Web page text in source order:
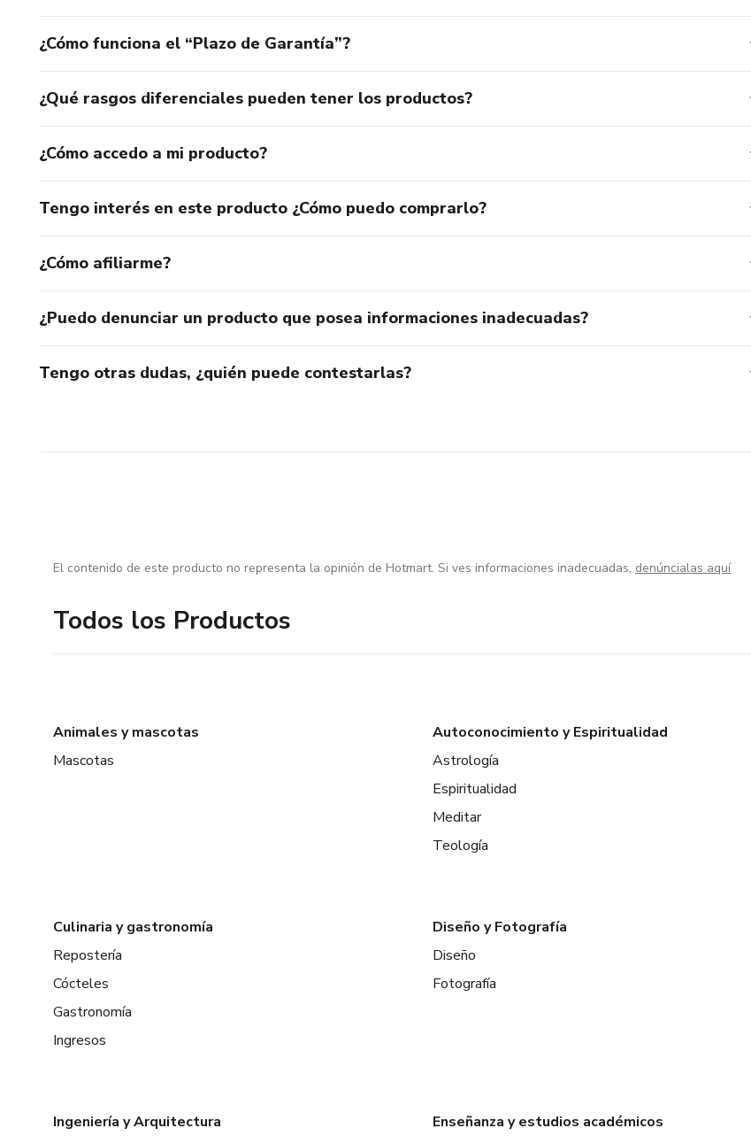
¿Cómo funciona el “Plazo de Garantía”?
¿Qué rasgos diferenciales pueden tener los productos?
¿Cómo accedo a mi producto?
Tengo interés en este producto ¿Cómo puedo comprarlo?
¿Cómo afiliarme?
¿Puedo denunciar un producto que posea informaciones inadecuadas?
Tengo otras dudas, ¿quién puede contestarlas?
El contenido de este producto no representa la opinión de Hotmart. Si ves informaciones inadecuadas, denúncialas aquí
Todos los Productos
Animales y mascotas
Mascotas
Autoconocimiento y Espiritualidad
Astrología
Espiritualidad
Meditar
Teología
Culinaria y gastronomía
Repostería
Cócteles
Gastronomía
Ingresos
Diseño y Fotografía
Diseño
Fotografía
Ingeniería y Arquitectura
Enseñanza y estudios académicos